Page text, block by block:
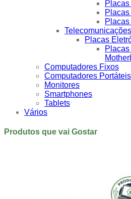
Telecomunicações
Placas
Computadores Fixos
Computadores Portáteis
Monitores
Smartphones
Tablets
Vários
Produtos que vai Gostar